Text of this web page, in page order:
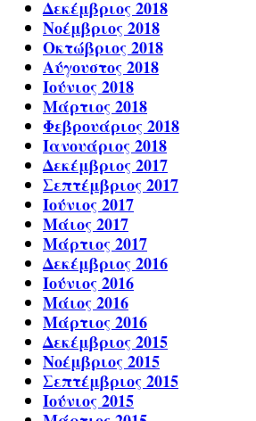
Δεκέμβριος 2018
Νοέμβριος 2018
Οκτώβριος 2018
Αύγουστος 2018
Ιούνιος 2018
Μάρτιος 2018
Φεβρουάριος 2018
Ιανουάριος 2018
Δεκέμβριος 2017
Σεπτέμβριος 2017
Ιούνιος 2017
Μάιος 2017
Μάρτιος 2017
Δεκέμβριος 2016
Ιούνιος 2016
Μάιος 2016
Μάρτιος 2016
Δεκέμβριος 2015
Νοέμβριος 2015
Σεπτέμβριος 2015
Ιούνιος 2015